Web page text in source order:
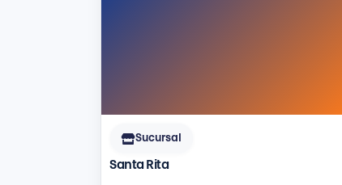
Sucursal
Santa Rita